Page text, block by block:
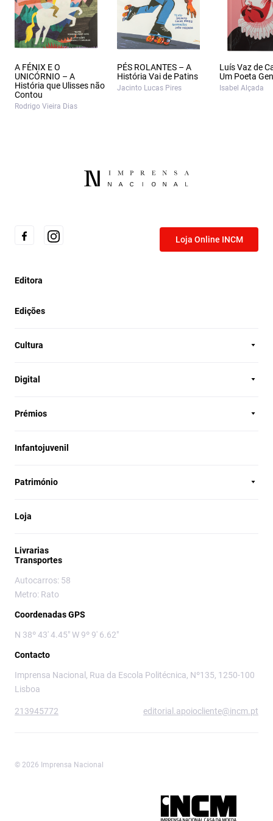
A FÉNIX E O
UNICÓRNIO – A
História que Ulisses não
Contou
Rodrigo Vieira Dias
PÉS ROLANTES – A
História Vai de Patins
Jacinto Lucas Pires
Luís Vaz de
Um Poeta
Isabel Alçada
Loja Online INCM
Editora
Edições
Cultura
Digital
Prémios
Infantojuvenil
Património
Loja
Livrarias
Transportes
Autocarros: 58
Metro: Rato
Coordenadas GPS
N 38º 43' 4.45" W 9º 9' 6.62"
Contacto
Imprensa Nacional, Rua da Escola Politécnica, Nº135, 1250-100
Lisboa
213945772 editorial.apoiocliente@incm.pt
© 2026 Imprensa Nacional